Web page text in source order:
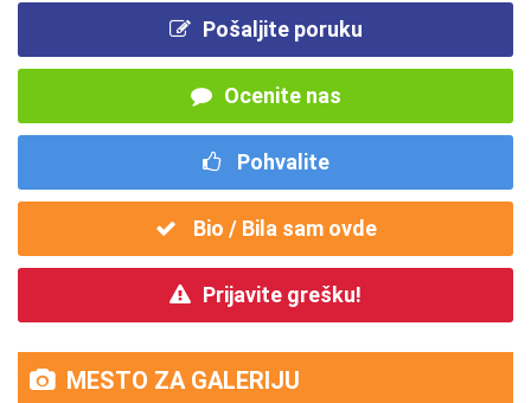
Pošaljite poruku
Ocenite nas
Pohvalite
Bio / Bila sam ovde
Prijavite grešku!
MESTO ZA GALERIJU